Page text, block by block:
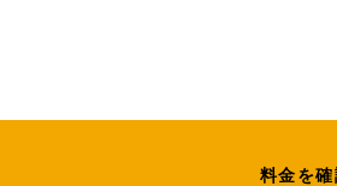
料金を確